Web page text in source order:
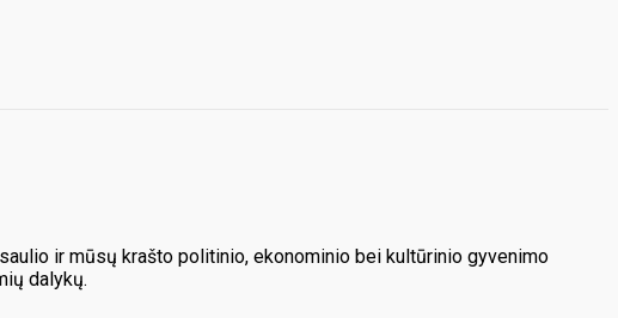
ir mūsų krašto politinio, ekonominio bei kultūrinio gyvenimo
dalykų.